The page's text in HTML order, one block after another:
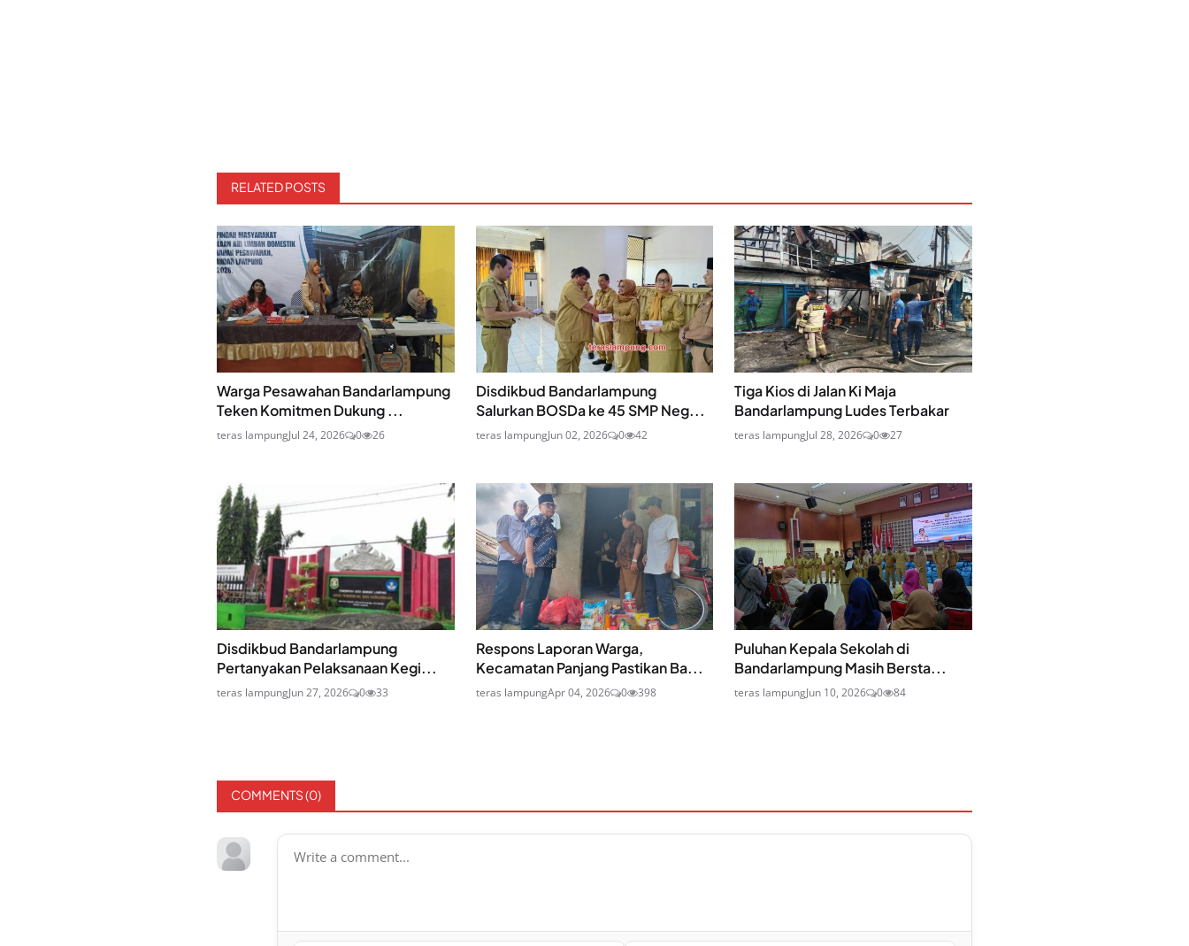
RELATED POSTS
Warga Pesawahan Bandarlampung
Teken Komitmen Dukung ...
teras lampungJul 24, 2026 0 26
Disdikbud Bandarlampung
Salurkan BOSDa ke 45 SMP Neg...
teras lampungJun 02, 2026 0 42
Tiga Kios di Jalan Ki Maja
Bandarlampung Ludes Terbakar
teras lampungJul 28, 2026 0 27
Disdikbud Bandarlampung
Pertanyakan Pelaksanaan Kegi...
teras lampungJun 27, 2026 0 33
Respons Laporan Warga,
Kecamatan Panjang Pastikan Ba...
teras lampungApr 04, 2026 0 398
Puluhan Kepala Sekolah di
Bandarlampung Masih Bersta...
teras lampungJun 10, 2026 0 84
COMMENTS (0)